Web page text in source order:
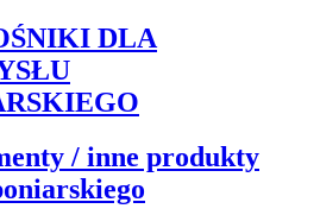
DLA
/ inne produkty